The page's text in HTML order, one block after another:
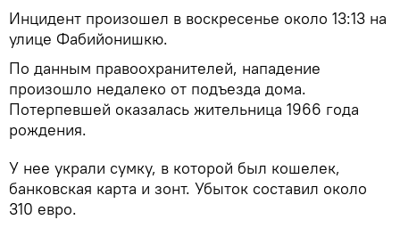
Инцидент произошел в воскресенье около 13:13 на
улице Фабийонишкю.
По данным правоохранителей, нападение
произошло недалеко от подъезда дома.
Потерпевшей оказалась жительница 1966 года
рождения.
У нее украли сумку, в которой был кошелек,
банковская карта и зонт. Убыток составил около
310 евро.